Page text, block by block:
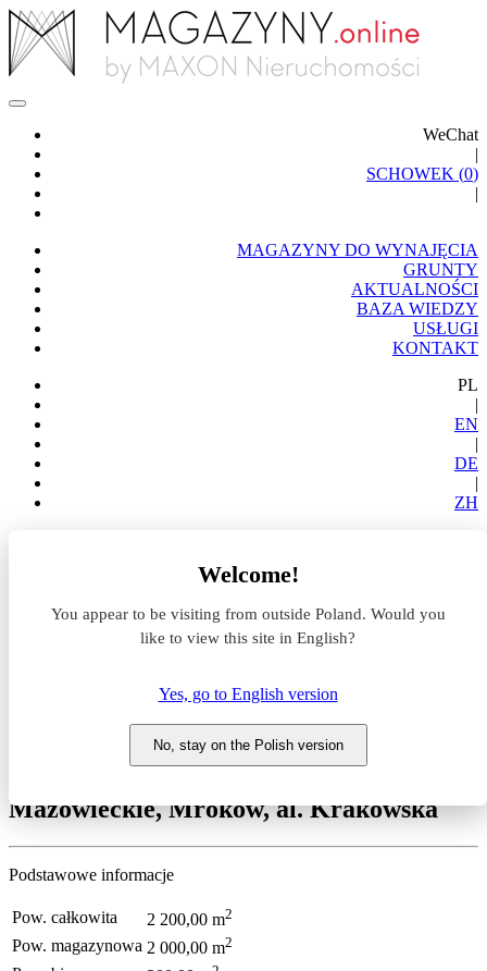
WeChat
|
SCHOWEK (0)
|
MAGAZYNY DO WYNAJĘCIA
GRUNTY
AKTUALNOŚCI
BAZA WIEDZY
USŁUGI
KONTAKT
PL
|
EN
|
DE
|
ZH
Welcome!
You appear to be visiting from outside Poland. Would you
like to view this site in English?
Yes, go to English version
No, stay on the Polish version
Lesznowola
Magazyn do wynajęcia
Mazowieckie, Mroków, al. Krakowska
Podstawowe informacje
Pow. całkowita 2 200,00 m2
Pow. magazynowa 2 000,00 m2